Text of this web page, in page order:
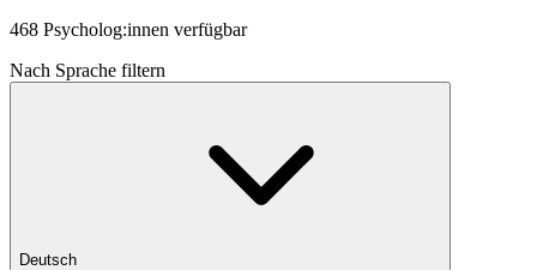
468 Psycholog:innen verfügbar
Nach Sprache filtern
Deutsch